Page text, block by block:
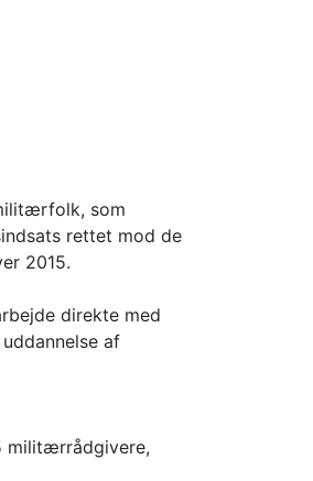
som
rettet mod de
2015.
direkte med
af
militærrådgivere,